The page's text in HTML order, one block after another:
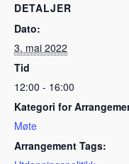
DETALJER
Dato:
3. mai 2022
Tid
12:00 - 16:00
Kategori for
Møte
Arrangement Tags: